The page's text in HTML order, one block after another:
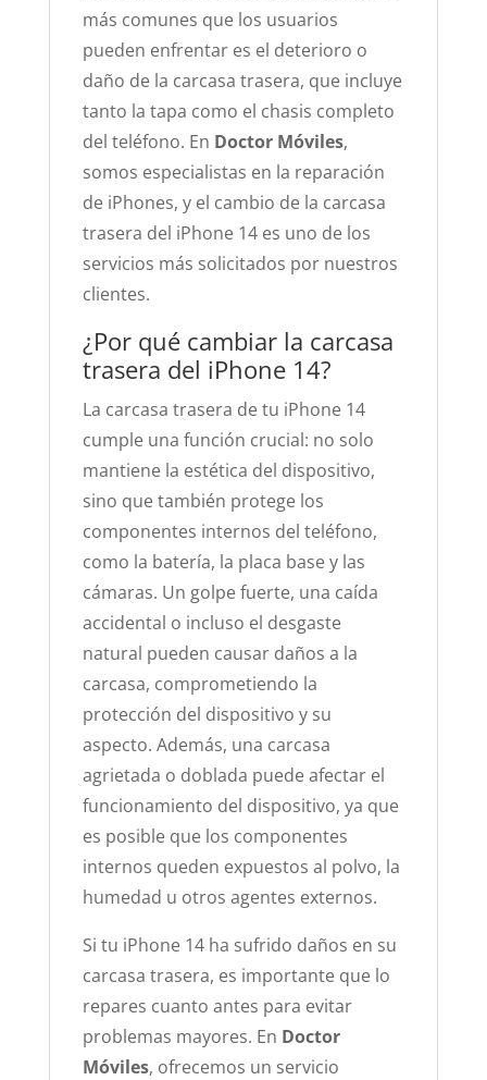
más comunes que los usuarios
pueden enfrentar es el deterioro o
daño de la carcasa trasera, que incluye
tanto la tapa como el chasis completo
del teléfono. En Doctor Móviles,
somos especialistas en la reparación
de iPhones, y el cambio de la carcasa
trasera del iPhone 14 es uno de los
servicios más solicitados por nuestros
clientes.
¿Por qué cambiar la carcasa
trasera del iPhone 14?
La carcasa trasera de tu iPhone 14
cumple una función crucial: no solo
mantiene la estética del dispositivo,
sino que también protege los
componentes internos del teléfono,
como la batería, la placa base y las
cámaras. Un golpe fuerte, una caída
accidental o incluso el desgaste
natural pueden causar daños a la
carcasa, comprometiendo la
protección del dispositivo y su
aspecto. Además, una carcasa
agrietada o doblada puede afectar el
funcionamiento del dispositivo, ya que
es posible que los componentes
internos queden expuestos al polvo, la
humedad u otros agentes externos.
Si tu iPhone 14 ha sufrido daños en su
carcasa trasera, es importante que lo
repares cuanto antes para evitar
problemas mayores. En Doctor
Móviles, ofrecemos un servicio